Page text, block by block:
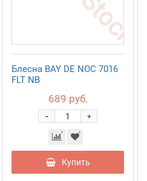
Блесна BAY DE NOC 7016
FLT NB
689 руб.
+
-
Купить